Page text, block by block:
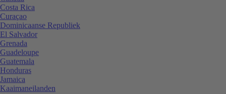
Costa Rica
Curaçao
Dominicaanse Republiek
El Salvador
Grenada
Guadeloupe
Guatemala
Honduras
Jamaica
Kaaimaneilanden